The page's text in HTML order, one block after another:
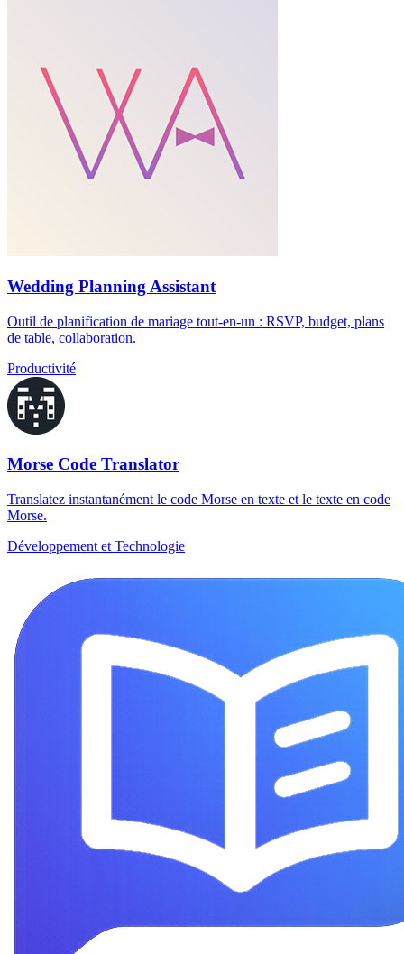
Wedding Planning Assistant
Outil de planification de mariage tout-en-un : RSVP, budget, plans
de table, collaboration.
Productivité
Morse Code Translator
Translatez instantanément le code Morse en texte et le texte en code
Morse.
Développement et Technologie